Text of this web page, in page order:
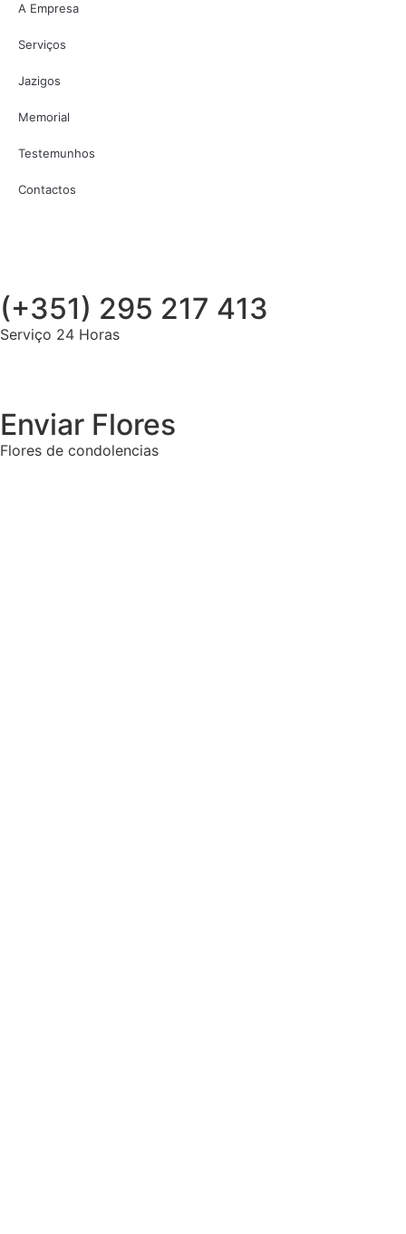
A Empresa
Serviços
Jazigos
Memorial
Testemunhos
Contactos
(+351) 295 217 413
Serviço 24 Horas
Enviar Flores
Flores de condolencias